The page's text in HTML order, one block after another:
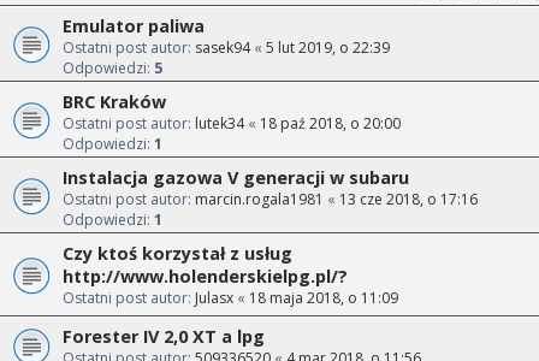
Emulator paliwa
Ostatni post autor: sasek94« 5 lut 2019, o 22:39
Odpowiedzi: 5
BRC Kraków
Ostatni post autor: lutek34« 18 paź 2018, o 20:00
Odpowiedzi: 1
Instalacja gazowa V generacji w subaru
Ostatni post autor: marcin.rogala1981 « 13 cze 2018, o 17:16
Odpowiedzi: 1
Czy ktoś korzystał z usług
http://www.holenderskielpg.pl/?
Ostatni post autor: Julasx « 18 maja 2018, o 11:09
Forester IV 2,0 XT a lpg